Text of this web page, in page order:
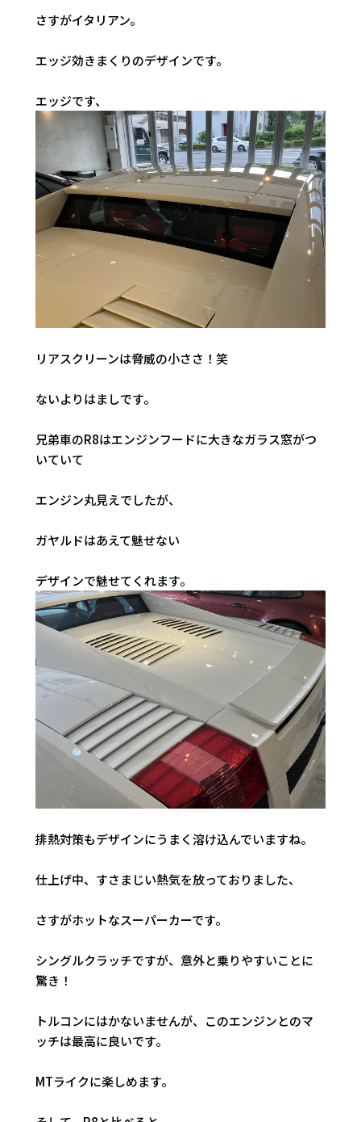
さすがイタリアン。
エッジ効きまくりのデザインです。
エッジです、
リアスクリーンは脅威の小ささ！笑
ないよりはましです。
兄弟車のR8はエンジンフードに大きなガラス窓がつ
いていて
エンジン丸見えでしたが、
ガヤルドはあえて魅せない
デザインで魅せてくれます。
排熱対策もデザインにうまく溶け込んでいますね。
仕上げ中、すさまじい熱気を放っておりました、
さすがホットなスーパーカーです。
シングルクラッチですが、意外と乗りやすいことに
驚き！
トルコンにはかないませんが、このエンジンとのマ
ッチは最高に良いです。
MTライクに楽しめます。